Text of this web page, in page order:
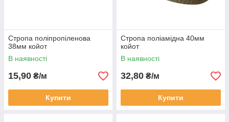
Стропа поліпропіленова
38мм койот
В наявності
15,90 ₴/м
Купити
Стропа поліамідна 40мм
койот
В наявності
32,80 ₴/м
Купити